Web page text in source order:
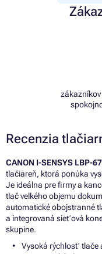
Recenzia
CANON I-SENSYS LBP-
tlačiareň, ktorá ponúka
Je ideálna pre firmy a
tlač veľkého objemu
automatické obojstranné
a integrovaná sieťová
skupine.
Vysoká rýchlosť tlače